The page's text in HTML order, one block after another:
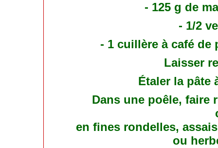
- 125 g de
- 1/2
- 1 cuillère à café de
Laisser
Étaler la pâte
Dans une poêle, faire
en fines rondelles,
ou